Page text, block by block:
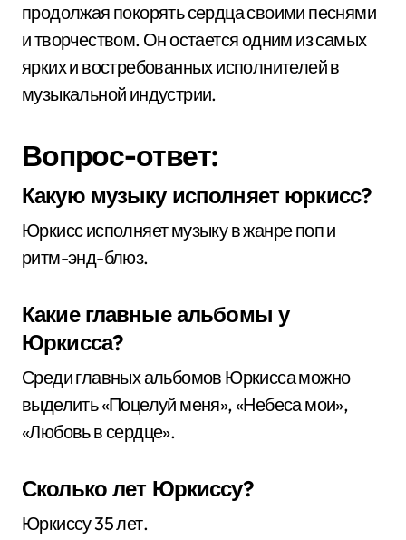
продолжая покорять сердца своими песнями
и творчеством. Он остается одним из самых
ярких и востребованных исполнителей в
музыкальной индустрии.
Вопрос-ответ:
Какую музыку исполняет юркисс?
Юркисс исполняет музыку в жанре поп и
ритм-энд-блюз.
Какие главные альбомы у
Юркисса?
Среди главных альбомов Юркисса можно
выделить «Поцелуй меня», «Небеса мои»,
«Любовь в сердце».
Сколько лет Юркиссу?
Юркиссу 35 лет.